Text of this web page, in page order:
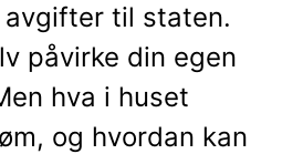
til staten.
påvirke din egen
hva i huset
og hvordan kan